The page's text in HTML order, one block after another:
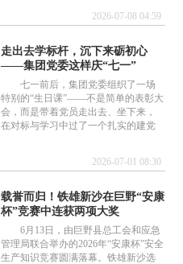
2026-07-08 04:59
走出去学标杆，沉下来砺初心
——集团党委这样庆“七一”
七一前后，集团党委组织了一场
特别的“生日课”——不是简单的表彰大
会，而是带着党员走出去、坐下来，
在对标与学习中过了一个扎实的建党
2026-07-01 08:30
载誉而归！铁雄新沙在巨野“安康
杯”竞赛中连获两项大奖
6月13日，由巨野县总工会和应急
管理局联合举办的2026年“安康杯”安全
生产知识竞赛圆满落幕。铁雄新沙选